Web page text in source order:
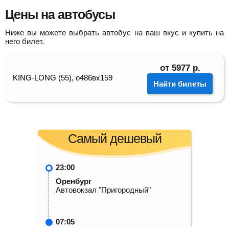
Цены на автобусы
Ниже вы можете выбрать автобус на ваш вкус и купить на
него билет.
KING-LONG (55), о486вх159
от 5977 р.
Найти билеты
Самый дешевый
23:00
Оренбург
Автовокзал "Пригородный"
07:05